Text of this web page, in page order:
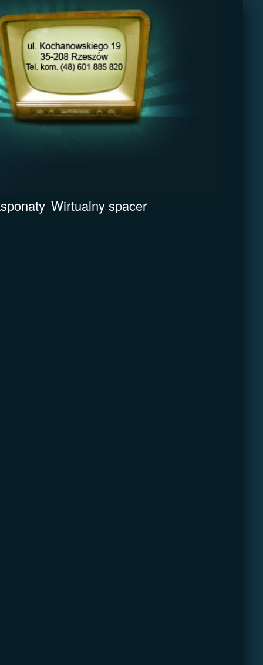
Wirtualny spacer